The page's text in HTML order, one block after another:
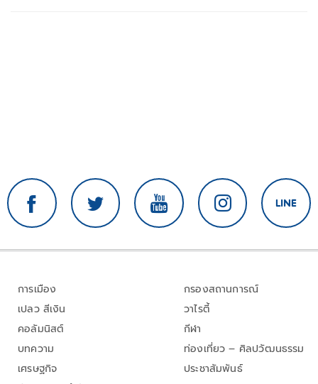
การเมือง
เปลว สีเงิน
คอลัมนิสต์
บทความ
เศรษฐกิจ
กรองสถานการณ์
วาไรตี้
กีฬา
ท่องเที่ยว – ศิลปวัฒนธรรม
ประชาสัมพันธ์